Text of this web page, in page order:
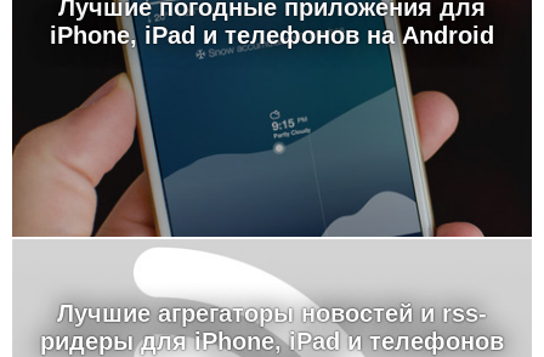
Лучшие погодные приложения для
iPhone, iPad и телефонов на Android
Лучшие агрегаторы новостей и rss-
ридеры для iPhone, iPad и телефонов